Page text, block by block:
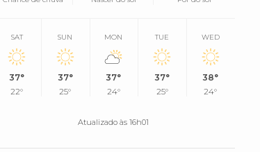
SAT
37°
22°
SUN
37°
25°
MON
37°
24°
TUE
37°
25°
WED
38°
24°
Atualizado às 16h01